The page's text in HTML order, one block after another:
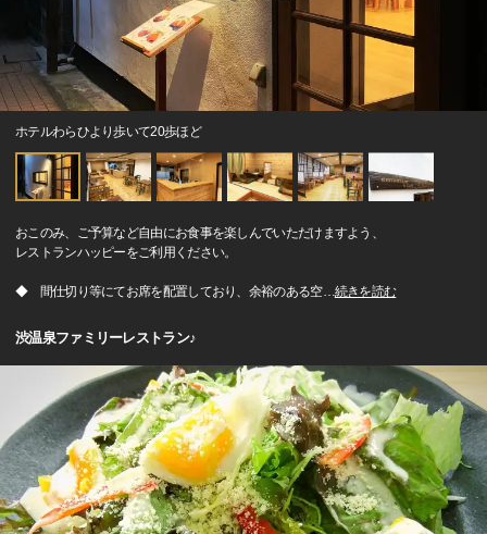
ホテルわらひより歩いて20歩ほど
おこのみ、ご予算など自由にお食事を楽しんでいただけますよう、
レストランハッピーをご利用ください。
◆ 間仕切り等にてお席を配置しており、余裕のある空…続きを読む
渋温泉ファミリーレストラン♪